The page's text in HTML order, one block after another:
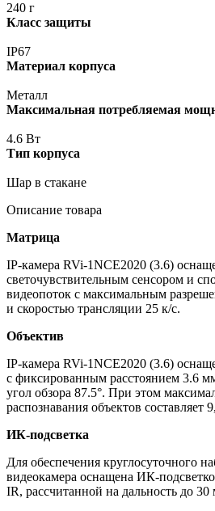
240 г
Класс защиты
IP67
Материал корпуса
Металл
Максимальная потребляемая
4.6 Вт
Тип корпуса
Шар в стакане
Описание товара
Матрица
IP-камера RVi-1NCE2020 (3.6)
светочувствительным сенсором и
видеопоток с максимальным
и скоростью трансляции 25 к/с.
Объектив
IP-камера RVi-1NCE2020 (3.6)
с фиксированным расстоянием 3.6
угол обзора 87.5°. При этом
распознавания объектов составляет
ИК-подсветка
Для обеспечения круглосуточного
видеокамера оснащена ИК-
IR, рассчитанной на дальность до 30